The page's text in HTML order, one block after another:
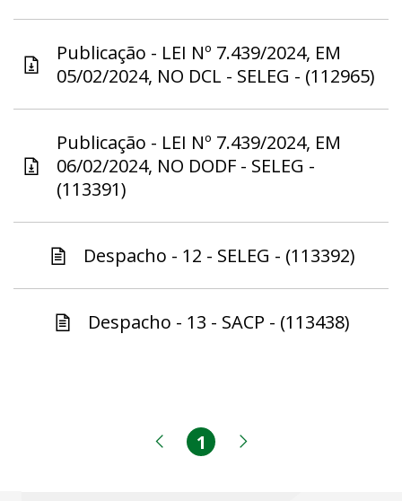
Publicação - LEI Nº 7.439/2024, EM
05/02/2024, NO DCL - SELEG - (112965)
Publicação - LEI Nº 7.439/2024, EM
06/02/2024, NO DODF - SELEG -
(113391)
Despacho - 12 - SELEG - (113392)
Despacho - 13 - SACP - (113438)
Página anterior
Página
1